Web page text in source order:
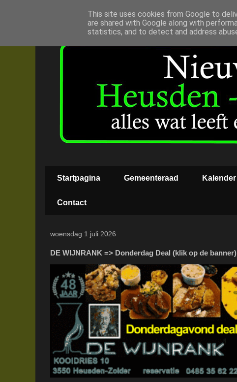
Startpagina Gemeenteraad Kalender
Contact
woensdag 1 juli 2026
DE WIJNRANK => Donderdag Deal (klik op de banner)
This site uses cookies from Google to
are shared with Google along with
statistics, and to detect and address